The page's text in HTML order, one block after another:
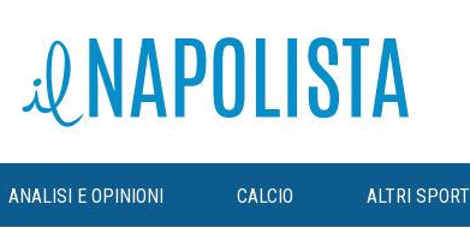
ANALISI E OPINIONI CALCIO ALTRI SPORT